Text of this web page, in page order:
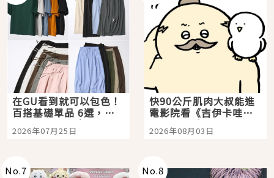
在GU看到就可以包色！
百搭基礎單品 6選，閉
眼全收也不心疼
2026年07月25日
快90公斤肌肉大叔能進
電影院看《吉伊卡哇》
嗎？日本重金屬樂團
「打首」會長與nagano
2026年08月03日
No.7 No.8